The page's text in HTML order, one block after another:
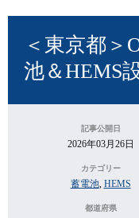
＜東京都
池＆HEMS
記事公開日
2026年03月26日
カテゴリー
蓄電池, HEMS
都道府県